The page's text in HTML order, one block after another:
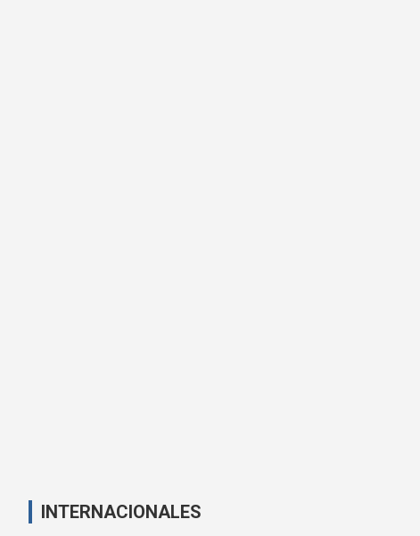
INTERNACIONALES